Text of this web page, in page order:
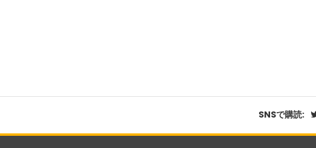
SNSで購読: